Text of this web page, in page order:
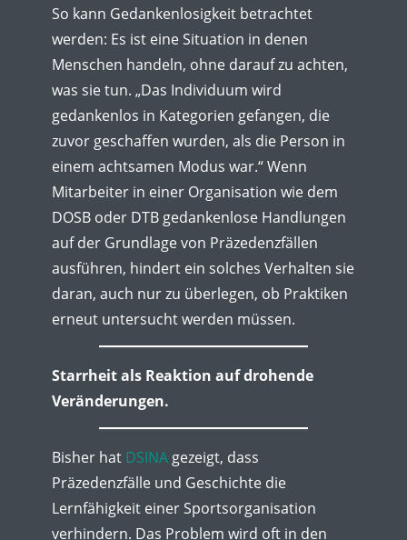
So kann Gedankenlosigkeit betrachtet
werden: Es ist eine Situation in denen
Menschen handeln, ohne darauf zu achten,
was sie tun. „Das Individuum wird
gedankenlos in Kategorien gefangen, die
zuvor geschaffen wurden, als die Person in
einem achtsamen Modus war.“ Wenn
Mitarbeiter in einer Organisation wie dem
DOSB oder DTB gedankenlose Handlungen
auf der Grundlage von Präzedenzfällen
ausführen, hindert ein solches Verhalten sie
daran, auch nur zu überlegen, ob Praktiken
erneut untersucht werden müssen.
Starrheit als Reaktion auf drohende
Veränderungen.
Bisher hat DSINA gezeigt, dass
Präzedenzfälle und Geschichte die
Lernfähigkeit einer Sportsorganisation
verhindern. Das Problem wird oft in den